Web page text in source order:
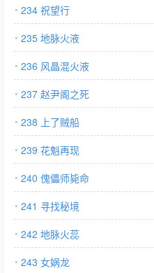
234 祝望行
235 地脉火液
236 风晶混火液
237 赵尹阁之死
238 上了贼船
239 花魁再现
240 傀儡师毙命
241 寻找秘境
242 地脉火蕊
243 女娲龙